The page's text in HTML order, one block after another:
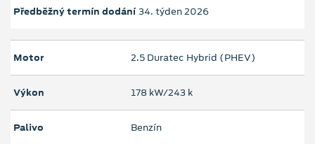
Předběžný termín dodání 34. týden 2026
Motor 2.5 Duratec Hybrid (PHEV)
Výkon 178 kW/243 k
Palivo Benzín